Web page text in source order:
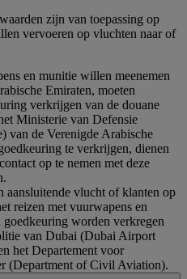
zijn van toepassing op
vervoeren op vluchten naar of
en munitie willen meenemen
Emiraten, moeten
verkrijgen van de douane
Ministerie van Defensie
van de Verenigde Arabische
te verkrijgen, dienen
op te nemen met deze
aansluitende vlucht of klanten op
reizen met vuurwapens en
worden verkregen
van Dubai (Dubai Airport
het Departement voor
(Department of Civil Aviation).